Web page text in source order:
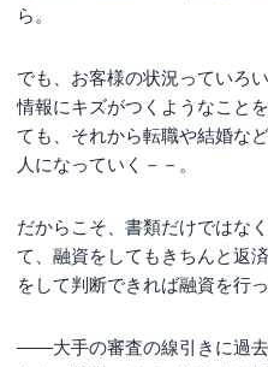
ら。
でも、お客様の状況っていろ
情報にキズがつくようなこと
ても、それから転職や結婚な
人になっていく－－。
だからこそ、書類だけではな
て、融資をしてもきちんと返
をして判断できれば融資を行
――大手の審査の線引きに過